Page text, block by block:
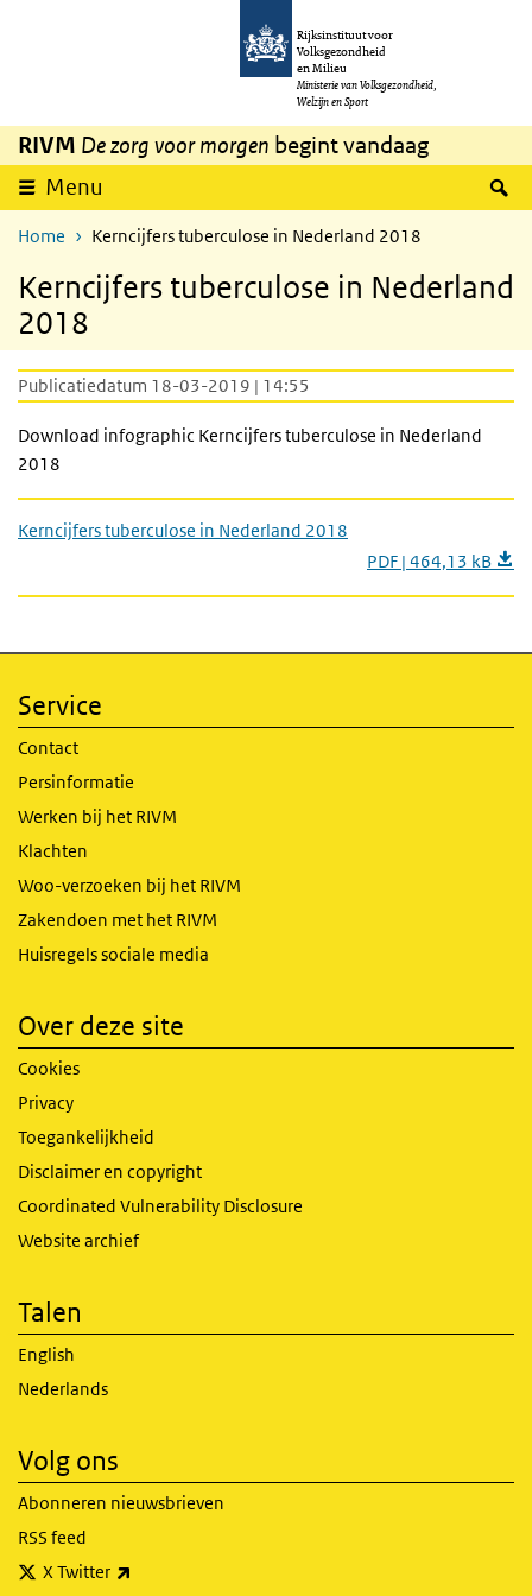
Overslaan en naar de inhoud gaan
Rijksinstituut voor
Volksgezondheid
en Milieu
Ministerie van Volksgezondheid,
Welzijn en Sport
RIVM De zorg voor morgen begint vandaag
Menu
Home Kerncijfers tuberculose in Nederland 2018
Kerncijfers tuberculose in Nederland
2018
Publicatiedatum 18-03-2019 | 14:55
Download infographic Kerncijfers tuberculose in Nederland
2018
Kerncijfers tuberculose in Nederland 2018
PDF | 464,13 kB
Service
Contact
Persinformatie
Werken bij het RIVM
Klachten
Woo-verzoeken bij het RIVM
Zakendoen met het RIVM
Huisregels sociale media
Over deze site
Cookies
Privacy
Toegankelijkheid
Disclaimer en copyright
Coordinated Vulnerability Disclosure
Website archief
Talen
English
Nederlands
Volg ons
Abonneren nieuwsbrieven
RSS feed
X Twitter